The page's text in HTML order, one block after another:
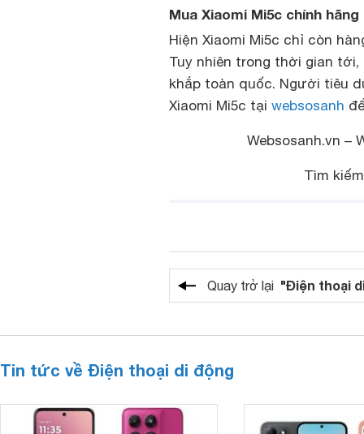
Mua Xiaomi Mi5c chính
Hiện Xiaomi Mi5c chỉ còn
Tuy nhiên trong thời gian
khắp toàn quốc. Người tiêu
Xiaomi Mi5c tại websosanh
Websosanh.vn –
Tìm
Quay trở lại "Điện thoại
Tin tức về Điện thoại di động